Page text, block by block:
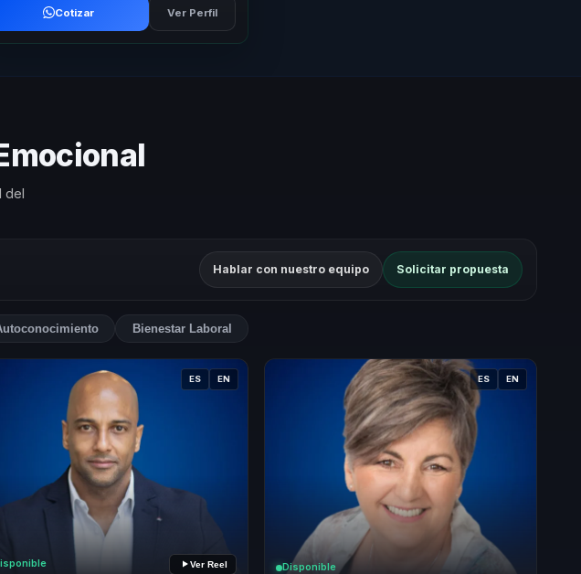
Cotizar Ver Perfil
del
Hablar con nuestro equipo Solicitar propuesta
Bienestar Laboral
ES EN
Ver Reel
ES EN
Disponible